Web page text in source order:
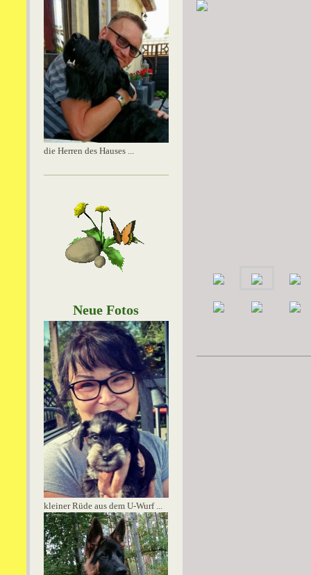
die Herren des Hauses ...
Neue Fotos
kleiner Rüde aus dem U-Wurf ...